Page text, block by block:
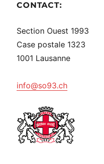
CONTACT:
Section Ouest 1993
Case postale 1323
1001 Lausanne
info@so93.ch